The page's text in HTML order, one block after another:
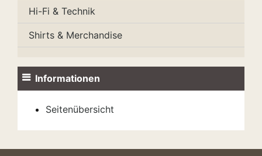
Hi-Fi & Technik
Shirts & Merchandise
Informationen
Seitenübersicht